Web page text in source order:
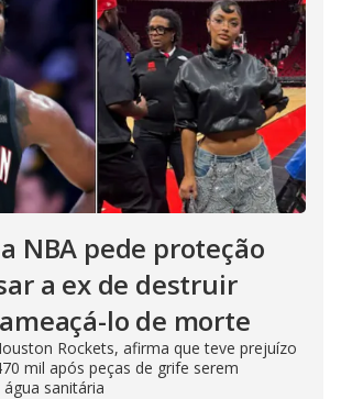
NBA pede proteção
a ex de destruir
lo de morte
Rockets, afirma que teve prejuízo
mil após peças de grife serem
sanitária